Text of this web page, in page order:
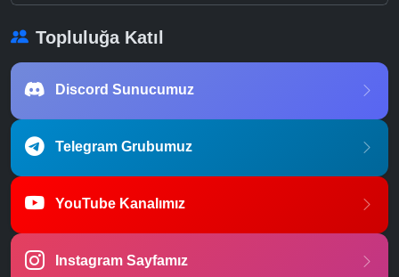
Topluluğa Katıl
Discord Sunucumuz
Telegram Grubumuz
YouTube Kanalımız
Instagram Sayfamız